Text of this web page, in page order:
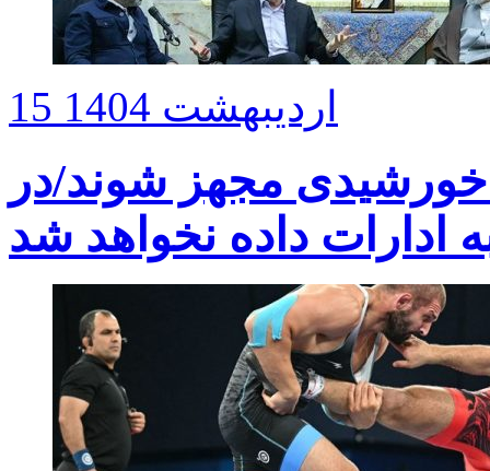
15 اردیبهشت 1404
خورشیدی مجهز شوند/در
ادارات داده نخواهد شد